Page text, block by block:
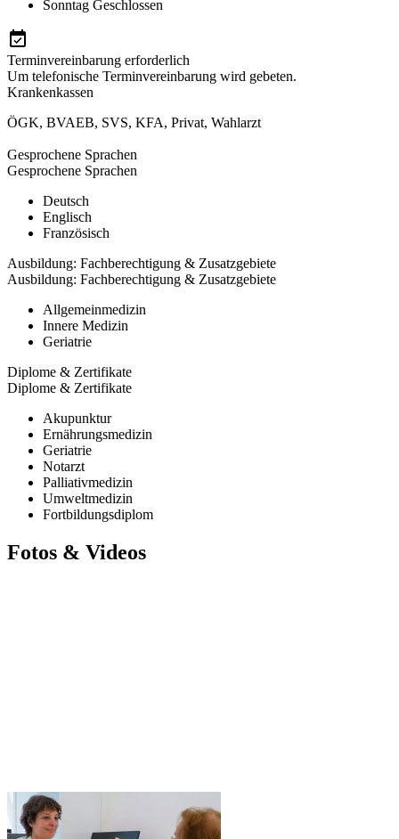
Sonntag Geschlossen
Terminvereinbarung erforderlich
Um telefonische Terminvereinbarung wird gebeten.
Krankenkassen
ÖGK, BVAEB, SVS, KFA, Privat, Wahlarzt
Gesprochene Sprachen
Gesprochene Sprachen
Deutsch
Englisch
Französisch
Ausbildung: Fachberechtigung & Zusatzgebiete
Ausbildung: Fachberechtigung & Zusatzgebiete
Allgemeinmedizin
Innere Medizin
Geriatrie
Diplome & Zertifikate
Diplome & Zertifikate
Akupunktur
Ernährungsmedizin
Geriatrie
Notarzt
Palliativmedizin
Umweltmedizin
Fortbildungsdiplom
Fotos & Videos